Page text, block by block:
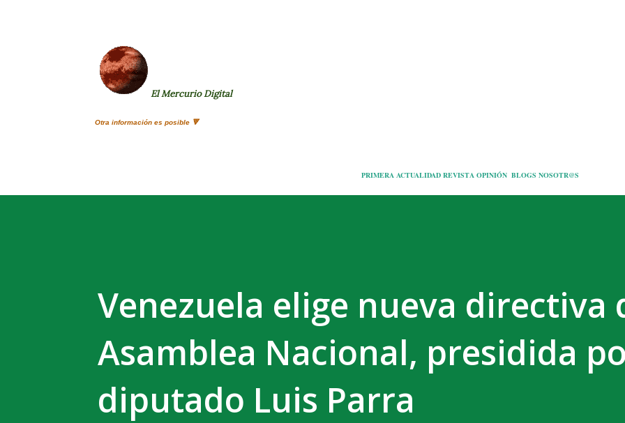
El Mercurio Digital
Otra información es posible 🔻
PRIMERA ACTUALIDAD REVISTA OPINIÓN BLOGS NOSOTR@S
Venezuela elige nueva directiva
Asamblea Nacional, presidida
diputado Luis Parra